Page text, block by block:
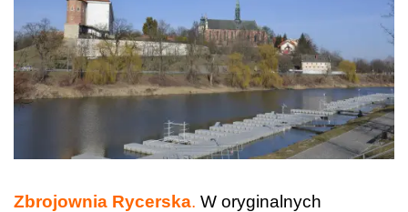
Zbrojownia Rycerska. W oryginalnych